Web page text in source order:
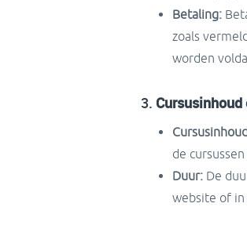
Betaling:
zoals
worden
3. Cursusinhoud
de
Duur: De
website of in